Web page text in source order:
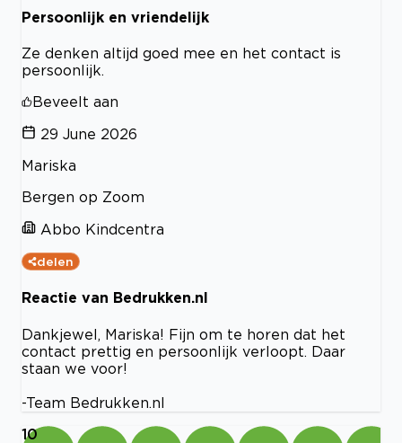
Persoonlijk en vriendelijk
Ze denken altijd goed mee en het contact is
persoonlijk.
Beveelt aan
29 June 2026
Mariska
Bergen op Zoom
Abbo Kindcentra
delen
Reactie van Bedrukken.nl
Dankjewel, Mariska! Fijn om te horen dat het
contact prettig en persoonlijk verloopt. Daar
staan we voor!
-Team Bedrukken.nl
10